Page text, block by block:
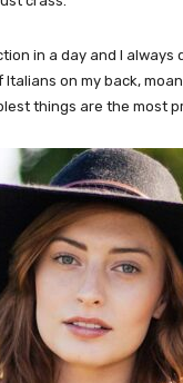
in a day and I always
on my back,
things are the most